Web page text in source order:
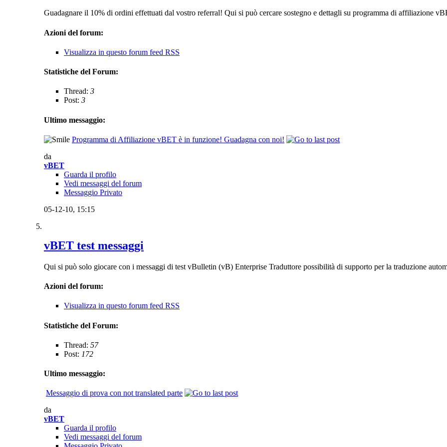
Guadagnare il 10% di ordini effettuati dal vostro referral! Qui si può cercare sostegno e dettagli su programma di affiliazione
Azioni del forum:
Visualizza in questo forum feed RSS
Statistiche del Forum:
Thread: 3
Post: 3
Ultimo messaggio:
Programma di Affiliazione vBET è in funzione! Guadagna con noi!
da
vBET
Guarda il profilo
Vedi messaggi del forum
Messaggio Privato
05-12-10, 15:15
vBET test messaggi
Qui si può solo giocare con i messaggi di test vBulletin (vB) Enterprise Traduttore possibilità di supporto per la traduzione
Azioni del forum:
Visualizza in questo forum feed RSS
Statistiche del Forum:
Thread: 57
Post: 172
Ultimo messaggio:
Messaggio di prova con not translated parte
da
vBET
Guarda il profilo
Vedi messaggi del forum